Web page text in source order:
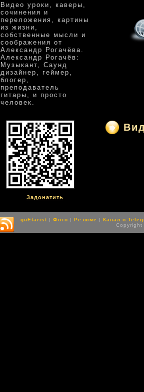
Видео уроки, каверы,
сочинения и
переложения, картины
из жизни,
собственные мысли и
соображения от
Александр Рогачёва.
Александр Рогачёв:
Музыкант, Саунд
дизайнер, геймер,
блогер,
преподаватель
гитары, и просто
человек.
Задонатить
guEtarist | Фото | Резюме | Канал в